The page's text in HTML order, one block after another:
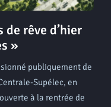
de rêve d’hier
»
publiquement de
Supélec, en
à la rentrée de